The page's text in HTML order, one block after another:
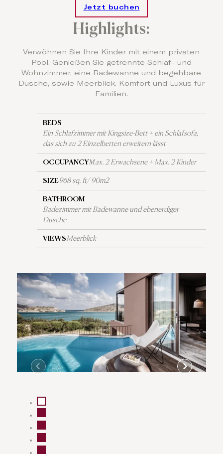
Jetzt buchen
Highlights:
Verwöhnen Sie Ihre Kinder mit einem privaten
Pool. Genießen Sie getrennte Schlaf- und
Wohnzimmer, eine Badewanne und begehbare
Dusche, sowie Meerblick. Komfort und Luxus für
Familien.
BEDS
Ein Schlafzimmer mit Kingsize-Bett + ein Schlafsofa,
das sich zu 2 Einzelbetten erweitern lässt
OCCUPANCYΜax. 2 Erwachsene + Max. 2 Kinder
SIZE968 sq. ft/ 90m2
BATHROOM
Badezimmer mit Badewanne und ebenerdiger
Dusche
VIEWSMeerblick